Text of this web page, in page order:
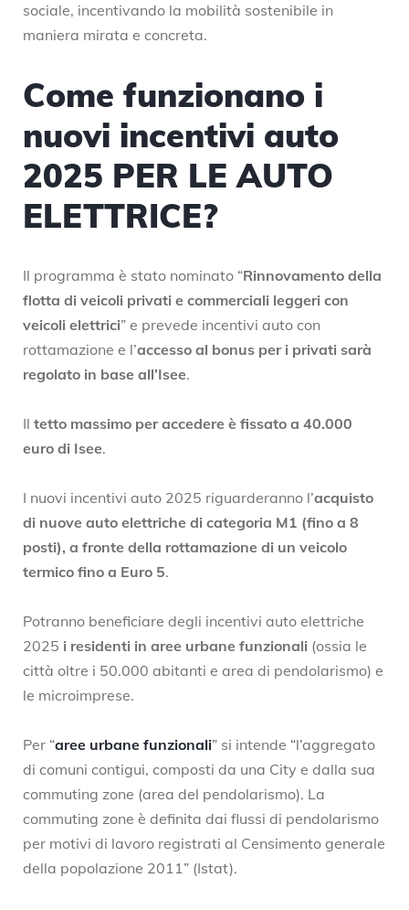
sociale, incentivando la mobilità sostenibile in
maniera mirata e concreta.
Come funzionano i
nuovi incentivi auto
2025 PER LE AUTO
ELETTRICE?
Il programma è stato nominato “Rinnovamento della
flotta di veicoli privati e commerciali leggeri con
veicoli elettrici” e prevede incentivi auto con
rottamazione e l’accesso al bonus per i privati sarà
regolato in base all’Isee.
Il tetto massimo per accedere è fissato a 40.000
euro di Isee.
I nuovi incentivi auto 2025 riguarderanno l’acquisto
di nuove auto elettriche di categoria M1 (fino a 8
posti), a fronte della rottamazione di un veicolo
termico fino a Euro 5.
Potranno beneficiare degli incentivi auto elettriche
2025 i residenti in aree urbane funzionali (ossia le
città oltre i 50.000 abitanti e area di pendolarismo) e
le microimprese.
Per “aree urbane funzionali” si intende “l’aggregato
di comuni contigui, composti da una City e dalla sua
commuting zone (area del pendolarismo). La
commuting zone è definita dai flussi di pendolarismo
per motivi di lavoro registrati al Censimento generale
della popolazione 2011” (Istat).